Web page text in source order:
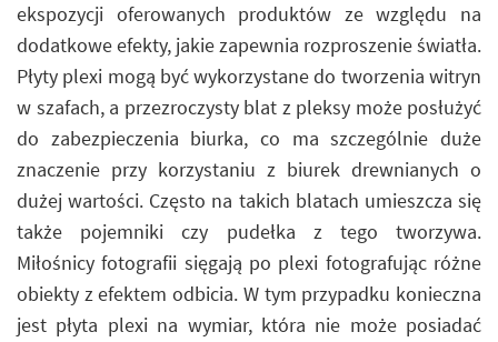
ekspozycji oferowanych produktów ze względu na
dodatkowe efekty, jakie zapewnia rozproszenie światła.
Płyty plexi mogą być wykorzystane do tworzenia witryn
w szafach, a przezroczysty blat z pleksy może posłużyć
do zabezpieczenia biurka, co ma szczególnie duże
znaczenie przy korzystaniu z biurek drewnianych o
dużej wartości. Często na takich blatach umieszcza się
także pojemniki czy pudełka z tego tworzywa.
Miłośnicy fotografii sięgają po plexi fotografując różne
obiekty z efektem odbicia. W tym przypadku konieczna
jest płyta plexi na wymiar, która nie może posiadać